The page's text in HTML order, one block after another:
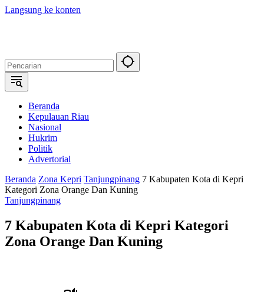
Langsung ke konten
Beranda
Kepulauan Riau
Nasional
Hukrim
Politik
Advertorial
Beranda Zona Kepri Tanjungpinang 7 Kabupaten Kota di Kepri
Kategori Zona Orange Dan Kuning
Tanjungpinang
7 Kabupaten Kota di Kepri Kategori
Zona Orange Dan Kuning